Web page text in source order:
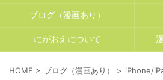
ブログ（漫画あり）
にがおえについて
HOME > ブログ（漫画あり） > iPhone/